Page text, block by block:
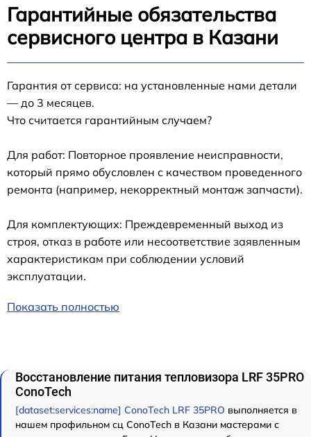
Гарантийные обязательства
сервисного центра в Казани
Гарантия от сервиса: на установленные нами детали
— до 3 месяцев.
Что считается гарантийным случаем?
Для работ: Повторное проявление неисправности,
который прямо обусловлен с качеством проведенного
ремонта (например, некорректный монтаж запчасти).
Для комплектующих: Преждевременный выход из
строя, отказ в работе или несоответствие заявленным
характеристикам при соблюдении условий
эксплуатации.
Показать полностью
Восстановление питания тепловизора LRF 35PRO
ConoTech
[dataset:services:name] ConoTech LRF 35PRO выполняется в
нашем профильном сц ConoTech в Казани мастерами с